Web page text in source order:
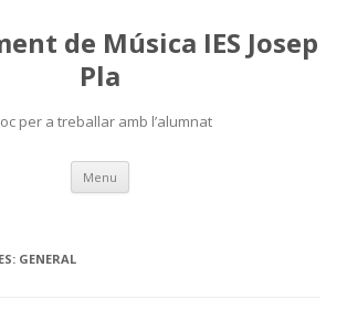
de Música IES Josep
Pla
per a treballar amb l’alumnat
Menu Skip
content
GENERAL